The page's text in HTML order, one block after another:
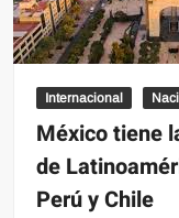
taxis
con
códigos
QR
Internacional
México tiene
de
Perú y Chile